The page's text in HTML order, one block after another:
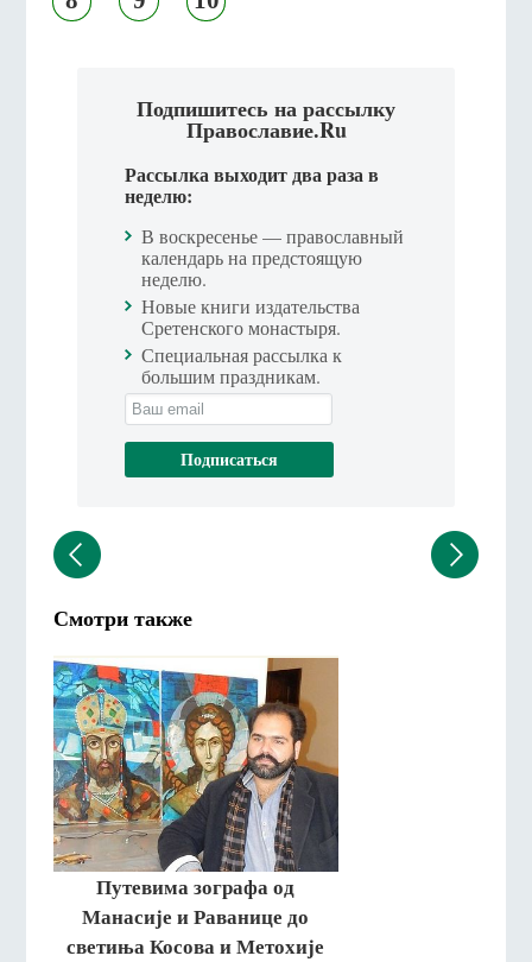
Подпишитесь на рассылку
Православие.Ru
Рассылка выходит два раза в
неделю:
В воскресенье — православный
календарь на предстоящую
неделю.
Новые книги издательства
Сретенского монастыря.
Специальная рассылка к
большим праздникам.
Смотри также
Путевима зографа од
Манасије и Раванице до
светиња Косова и Метохије